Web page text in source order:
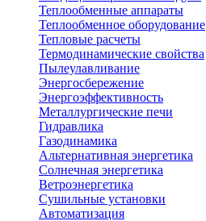
Теплообменные аппараты
Теплообменное оборудование
Тепловые расчеты
Термодинамические свойства
Пылеулавливание
Энергосбережение
Энергоэффективность
Металлургические печи
Гидравлика
Газодинамика
Альтернативная энергетика
Солнечная энергетика
Ветроэнергетика
Сушильные установки
Автоматизация